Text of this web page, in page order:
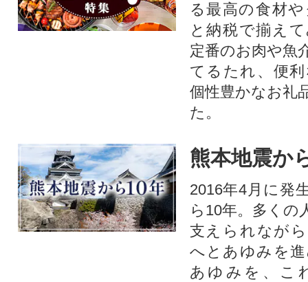
る最高の食材
と納税で揃え
定番のお肉や魚
てるたれ、便
個性豊かなお礼
た。
熊本地震か
2016年4月に発
ら10年。多くの
支えられなが
へとあゆみを
あゆみを、こ